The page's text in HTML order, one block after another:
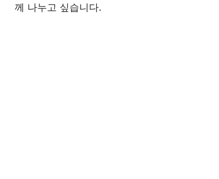
께 나누고 싶습니다.